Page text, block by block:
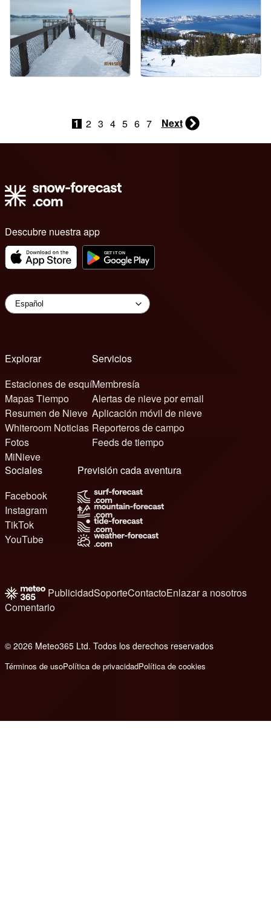
1 2 3 4 5 6 7 Next
Descubre nuestra app
Explorar
Estaciones de esquí
Mapas Tiempo
Resumen de Nieve
Whiteroom Noticias
Fotos
MiNieve
Servicios
Membresía
Alertas de nieve por email
Aplicación móvil de nieve
Reporteros de campo
Feeds de tiempo
Sociales
Facebook
Instagram
TikTok
YouTube
Previsión cada aventura
PublicidadSoporteContactoEnlazar a nosotros
Comentario
© 2026 Meteo365 Ltd. Todos los derechos reservados
Términos de usoPolítica de privacidadPolítica de cookies